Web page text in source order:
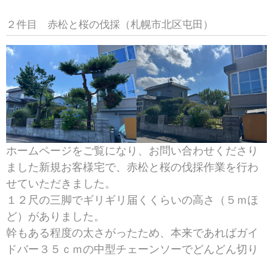
２件目 赤松と桜の伐採（札幌市北区屯田）
ホームページをご覧になり、お問い合わせくださり
ました新規お客様宅で、赤松と桜の伐採作業を行わ
せていただきました。
１２尺の三脚でギリギリ届くくらいの高さ（５ｍほ
ど）がありました。
幹もある程度の太さがったため、本来であればガイ
ドバー３５ｃｍの中型チェーンソーでどんどん切り